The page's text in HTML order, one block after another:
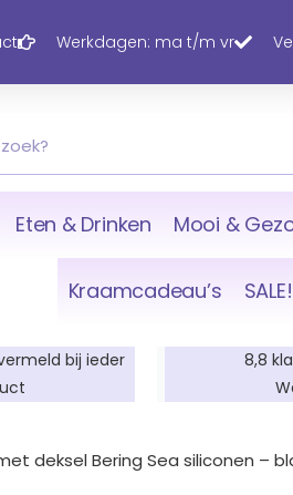
Werkdagen: ma t/m vr
Eten & Drinken Mooi &
Kraamcadeau’s SALE!
bij ieder
8,8
deksel Bering Sea siliconen –